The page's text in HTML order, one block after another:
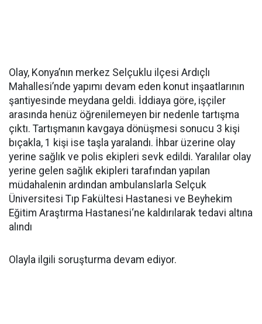
Olay, Konya’nın merkez Selçuklu ilçesi Ardıçlı
Mahallesi’nde yapımı devam eden konut inşaatlarının
şantiyesinde meydana geldi. İddiaya göre, işçiler
arasında henüz öğrenilemeyen bir nedenle tartışma
çıktı. Tartışmanın kavgaya dönüşmesi sonucu 3 kişi
bıçakla, 1 kişi ise taşla yaralandı. İhbar üzerine olay
yerine sağlık ve polis ekipleri sevk edildi. Yaralılar olay
yerine gelen sağlık ekipleri tarafından yapılan
müdahalenin ardından ambulanslarla Selçuk
Üniversitesi Tıp Fakültesi Hastanesi ve Beyhekim
Eğitim Araştırma Hastanesi‘ne kaldırılarak tedavi altına
alındı
Olayla ilgili soruşturma devam ediyor.